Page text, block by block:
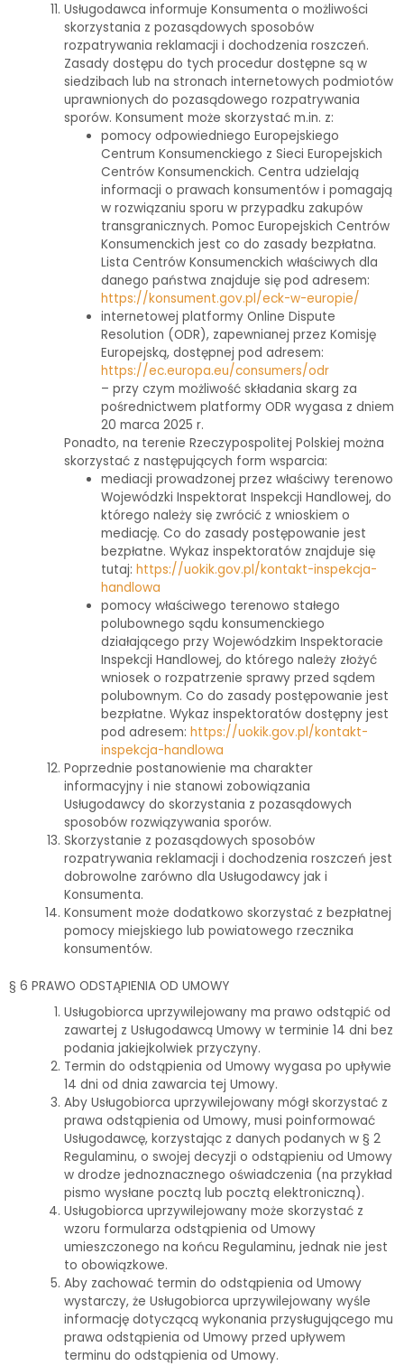
Usługodawca informuje Konsumenta o możliwości
skorzystania z pozasądowych sposobów
rozpatrywania reklamacji i dochodzenia roszczeń.
Zasady dostępu do tych procedur dostępne są w
siedzibach lub na stronach internetowych podmiotów
uprawnionych do pozasądowego rozpatrywania
sporów. Konsument może skorzystać m.in. z:
pomocy odpowiedniego Europejskiego
Centrum Konsumenckiego z Sieci Europejskich
Centrów Konsumenckich. Centra udzielają
informacji o prawach konsumentów i pomagają
w rozwiązaniu sporu w przypadku zakupów
transgranicznych. Pomoc Europejskich Centrów
Konsumenckich jest co do zasady bezpłatna.
Lista Centrów Konsumenckich właściwych dla
danego państwa znajduje się pod adresem:
https://konsument.gov.pl/eck-w-europie/
internetowej platformy Online Dispute
Resolution (ODR), zapewnianej przez Komisję
Europejską, dostępnej pod adresem:
https://ec.europa.eu/consumers/odr
– przy czym możliwość składania skarg za
pośrednictwem platformy ODR wygasa z dniem
20 marca 2025 r.
Ponadto, na terenie Rzeczypospolitej Polskiej można
skorzystać z następujących form wsparcia:
mediacji prowadzonej przez właściwy terenowo
Wojewódzki Inspektorat Inspekcji Handlowej, do
którego należy się zwrócić z wnioskiem o
mediację. Co do zasady postępowanie jest
bezpłatne. Wykaz inspektoratów znajduje się
tutaj: https://uokik.gov.pl/kontakt-inspekcja-
handlowa
pomocy właściwego terenowo stałego
polubownego sądu konsumenckiego
działającego przy Wojewódzkim Inspektoracie
Inspekcji Handlowej, do którego należy złożyć
wniosek o rozpatrzenie sprawy przed sądem
polubownym. Co do zasady postępowanie jest
bezpłatne. Wykaz inspektoratów dostępny jest
pod adresem: https://uokik.gov.pl/kontakt-
inspekcja-handlowa
Poprzednie postanowienie ma charakter
informacyjny i nie stanowi zobowiązania
Usługodawcy do skorzystania z pozasądowych
sposobów rozwiązywania sporów.
Skorzystanie z pozasądowych sposobów
rozpatrywania reklamacji i dochodzenia roszczeń jest
dobrowolne zarówno dla Usługodawcy jak i
Konsumenta.
Konsument może dodatkowo skorzystać z bezpłatnej
pomocy miejskiego lub powiatowego rzecznika
konsumentów.
§ 6 PRAWO ODSTĄPIENIA OD UMOWY
Usługobiorca uprzywilejowany ma prawo odstąpić od
zawartej z Usługodawcą Umowy w terminie 14 dni bez
podania jakiejkolwiek przyczyny.
Termin do odstąpienia od Umowy wygasa po upływie
14 dni od dnia zawarcia tej Umowy.
Aby Usługobiorca uprzywilejowany mógł skorzystać z
prawa odstąpienia od Umowy, musi poinformować
Usługodawcę, korzystając z danych podanych w § 2
Regulaminu, o swojej decyzji o odstąpieniu od Umowy
w drodze jednoznacznego oświadczenia (na przykład
pismo wysłane pocztą lub pocztą elektroniczną).
Usługobiorca uprzywilejowany może skorzystać z
wzoru formularza odstąpienia od Umowy
umieszczonego na końcu Regulaminu, jednak nie jest
to obowiązkowe.
Aby zachować termin do odstąpienia od Umowy
wystarczy, że Usługobiorca uprzywilejowany wyśle
informację dotyczącą wykonania przysługującego mu
prawa odstąpienia od Umowy przed upływem
terminu do odstąpienia od Umowy.